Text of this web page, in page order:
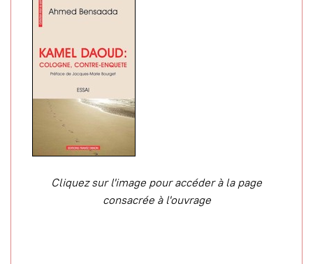
Cliquez sur l'image pour accéder à la page
consacrée à l'ouvrage